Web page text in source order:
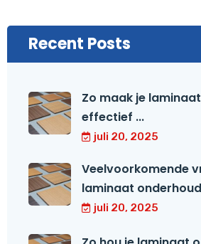
Recent Posts
Zo maak je
effectief ...
juli 20, 2025
Veelvoorkomende
laminaat
juli 20, 2025